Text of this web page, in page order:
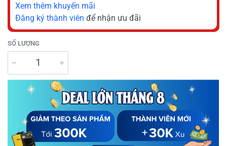
Xem thêm khuyến mãi
Đăng ký thành viên để nhận ưu đãi
SỐ LƯỢNG